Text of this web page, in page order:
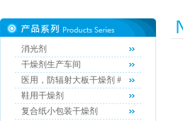
消光剂
干燥剂生产车间
医用，防辐射大板干燥剂 #
鞋用干燥剂
复合纸小包装干燥剂